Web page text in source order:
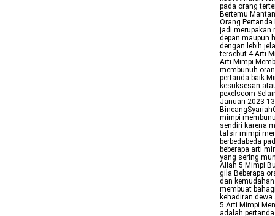
pada orang
Bertemu
Orang
jadi merupakan
depan maupun
dengan lebih
tersebut 4 Arti
Arti Mimpi
membunuh
pertanda baik
kesuksesan
pexelscom
Januari 2023
mimpi
sendiri karena
tafsir mimpi
berbedabeda
beberapa arti
yang sering
Allah 5 Mimpi
gila Beberapa
dan
membuat
kehadiran
5 Arti Mimpi
adalah